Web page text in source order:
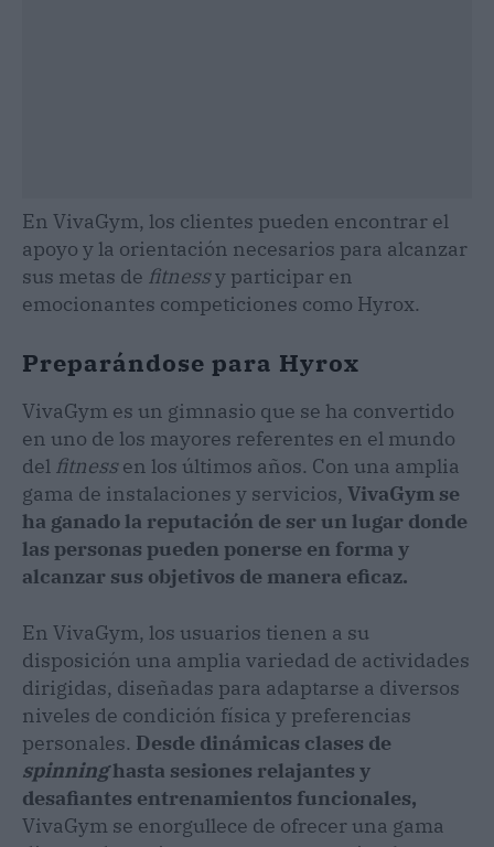
En VivaGym, los clientes pueden encontrar el
apoyo y la orientación necesarios para alcanzar
sus metas de fitnessy participar en
emocionantes competiciones como Hyrox.
Preparándose para Hyrox
VivaGym es un gimnasio que se ha convertido
en uno de los mayores referentes en el mundo
del fitnessen los últimos años. Con una amplia
gama de instalaciones y servicios, VivaGym se
ha ganado la reputación de ser un lugar donde
las personas pueden ponerse en forma y
alcanzar sus objetivos de manera eficaz.
En VivaGym, los usuarios tienen a su
disposición una amplia variedad de actividades
dirigidas, diseñadas para adaptarse a diversos
niveles de condición física y preferencias
personales. Desde dinámicas clases de
spinninghasta sesiones relajantes y
desafiantes entrenamientos funcionales,
VivaGym se enorgullece de ofrecer una gama